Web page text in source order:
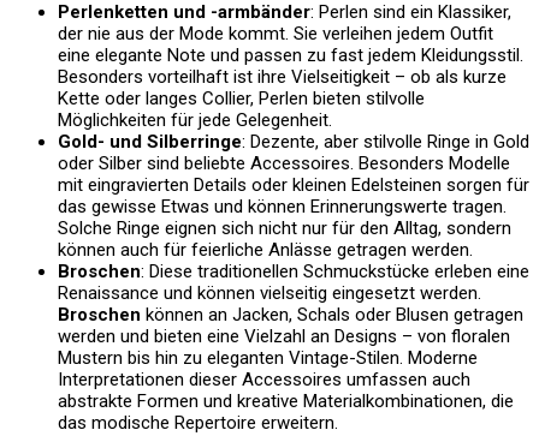
Perlenketten und -armbänder: Perlen sind ein Klassiker,
der nie aus der Mode kommt. Sie verleihen jedem Outfit
eine elegante Note und passen zu fast jedem Kleidungsstil.
Besonders vorteilhaft ist ihre Vielseitigkeit – ob als kurze
Kette oder langes Collier, Perlen bieten stilvolle
Möglichkeiten für jede Gelegenheit.
Gold- und Silberringe: Dezente, aber stilvolle Ringe in Gold
oder Silber sind beliebte Accessoires. Besonders Modelle
mit eingravierten Details oder kleinen Edelsteinen sorgen für
das gewisse Etwas und können Erinnerungswerte tragen.
Solche Ringe eignen sich nicht nur für den Alltag, sondern
können auch für feierliche Anlässe getragen werden.
Broschen: Diese traditionellen Schmuckstücke erleben eine
Renaissance und können vielseitig eingesetzt werden.
Broschen können an Jacken, Schals oder Blusen getragen
werden und bieten eine Vielzahl an Designs – von floralen
Mustern bis hin zu eleganten Vintage-Stilen. Moderne
Interpretationen dieser Accessoires umfassen auch
abstrakte Formen und kreative Materialkombinationen, die
das modische Repertoire erweitern.